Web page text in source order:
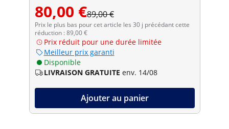
80,00 €89,00 €
Prix le plus bas pour cet article les 30 j précédant cette
réduction : 89,00 €
Prix réduit pour une durée limitée
Meilleur prix garanti
Disponible
LIVRAISON GRATUITE env. 14/08
Ajouter au panier